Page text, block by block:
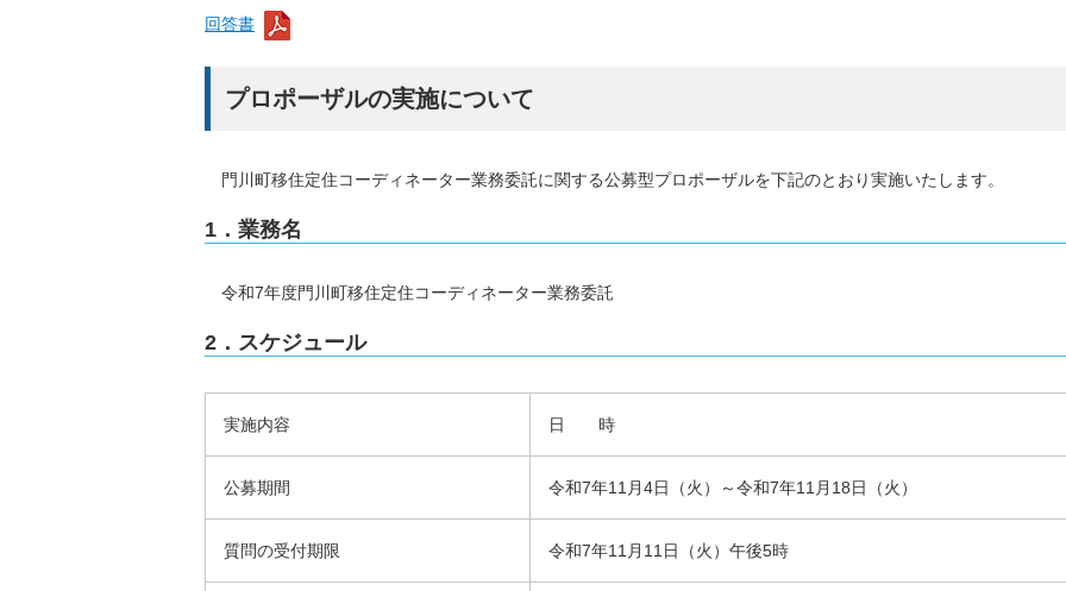
回答書
プロポーザルの実施について
門川町移住定住コーディネーター業務委託に関する公募型プロポーザルを下記のとおり実施いたします。
1．業務名
令和7年度門川町移住定住コーディネーター業務委託
2．スケジュール
実施内容 日 時
公募期間 令和7年11月4日（火）～令和7年11月18日（火）
質問の受付期限 令和7年11月11日（火）午後5時